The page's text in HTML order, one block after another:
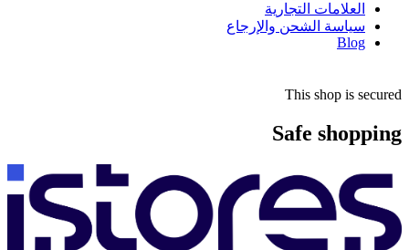
العلامات التجارية
سياسة الشحن والإرجاع
Blog
This shop is secured
Safe shopping